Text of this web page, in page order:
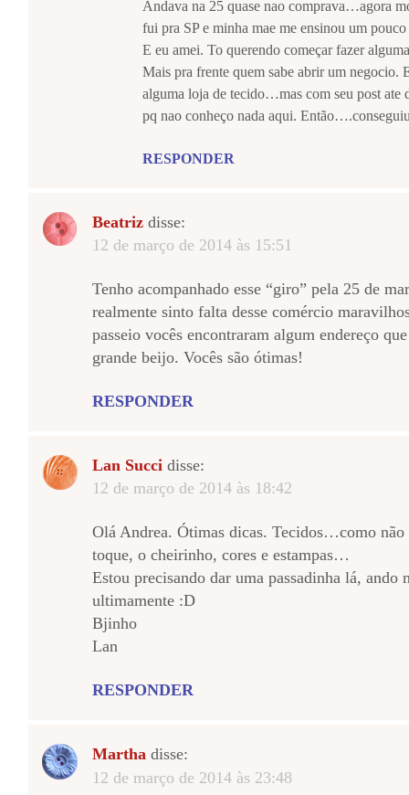
Andava na 25 quase nao comprava…agora
fui pra SP e minha mae me ensinou um
E eu amei. To querendo começar fazer
Mais pra frente quem sabe abrir um negocio.
alguma loja de tecido…mas com seu post ate
pq nao conheço nada aqui.
RESPONDER
Beatriz disse:
12 de março de 2014 às 15:51
Tenho acompanhado esse “giro” pela 25 de
realmente sinto falta desse comércio
passeio vocês encontraram algum endereço
grande beijo. Vocês são ótimas!
RESPONDER
Lan Succi disse:
12 de março de 2014 às 18:42
Olá Andrea. Ótimas dicas. Tecidos…como não
toque, o cheirinho, cores e estampas…
Estou precisando dar uma passadinha lá, ando
ultimamente :D
Bjinho
Lan
RESPONDER
Martha disse:
12 de março de 2014 às 23:48